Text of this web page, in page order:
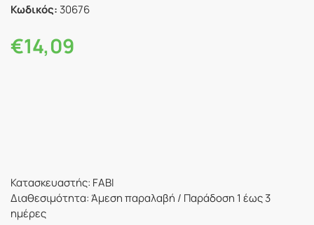
Κωδικός: 30676
€14,09
Κατασκευαστής: FABI
Διαθεσιμότητα: Άμεση παραλαβή / Παράδoση 1 έως 3
ημέρες